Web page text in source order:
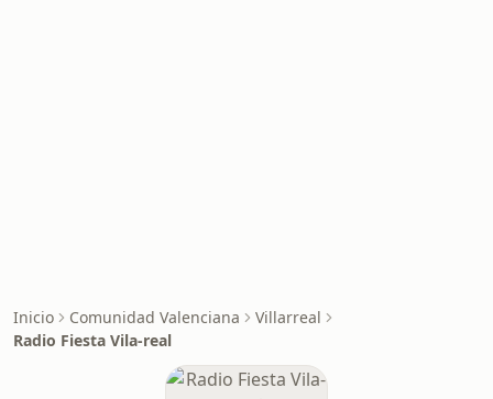
Inicio Comunidad Valenciana
Villarreal
Radio Fiesta Vila-real